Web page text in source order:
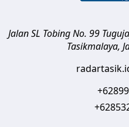
Jalan SL Tobing No. 99
Tasikmalaya,